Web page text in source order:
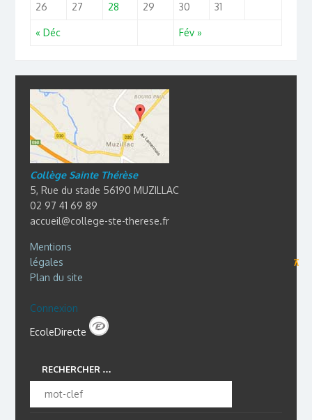
« Déc Fév »
26 27 28 29 30 31
Collège Sainte Thérèse
5, Rue du stade 56190 MUZILLAC
02 97 41 69 89
accueil@college-ste-therese.fr
Mentions
légales
⊼
Plan du site
Connexion
EcoleDirecte
RECHERCHER …